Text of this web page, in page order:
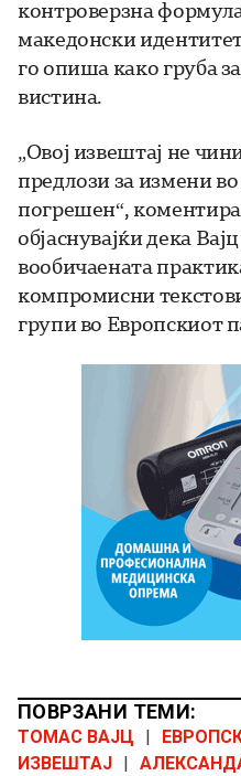
контроверзна
македонски
го опиша како груба
вистина.
„Овој извештај не
предлози за измени
погрешен“,
објаснувајќи дека
вообичаената
компромисни
групи во Европскиот
ПОВРЗАНИ ТЕМИ:
ТОМАС ВАЈЦ
ИЗВЕШТАЈ